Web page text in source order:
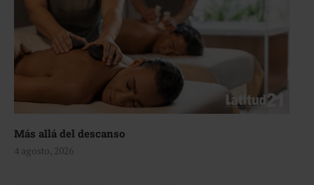
Más allá del descanso
4 agosto, 2026